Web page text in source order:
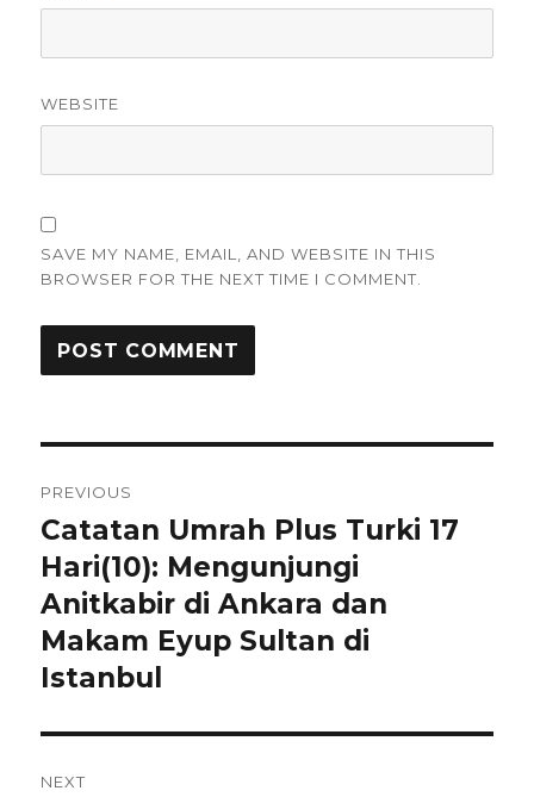
WEBSITE
SAVE MY NAME, EMAIL, AND WEBSITE IN THIS
BROWSER FOR THE NEXT TIME I COMMENT.
navigation
PREVIOUS
Previous
post:
Catatan Umrah Plus Turki 17
Hari(10): Mengunjungi
Anitkabir di Ankara dan
Makam Eyup Sultan di
Istanbul
NEXT